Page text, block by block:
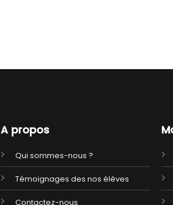
A propos
Qui sommes-nous ?
Témoignages des nos élèves
Contactez-nous